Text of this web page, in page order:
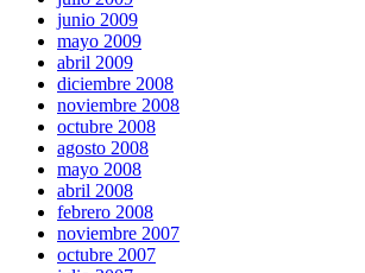
junio 2009
mayo 2009
abril 2009
diciembre 2008
noviembre 2008
octubre 2008
agosto 2008
mayo 2008
abril 2008
febrero 2008
noviembre 2007
octubre 2007